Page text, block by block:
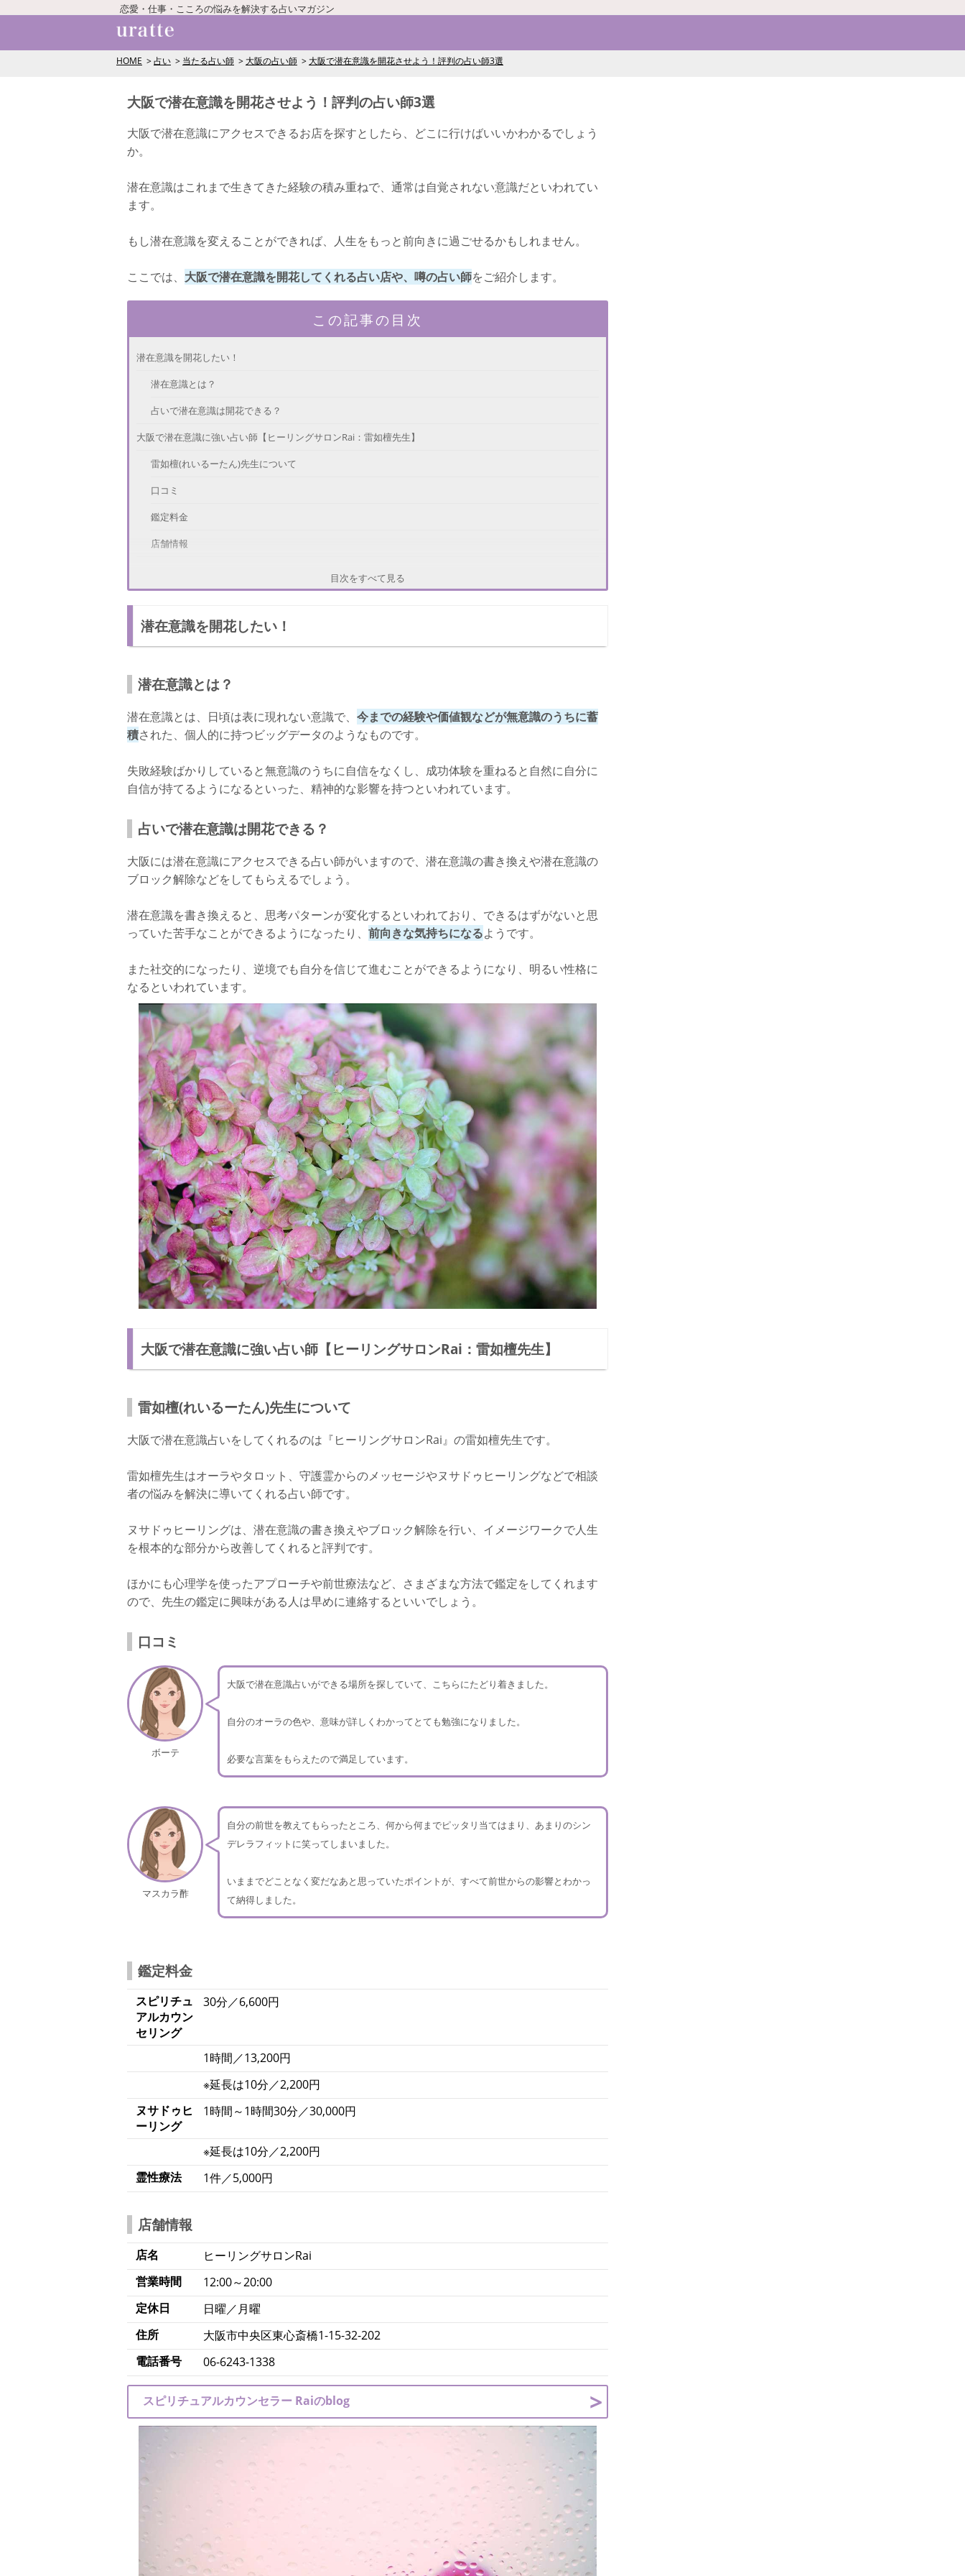
恋愛・仕事・こころの悩みを解決する占いマガジン
HOME 占い 当たる占い師 大阪の占い師 大阪で潜在意識を開花させよう！評判の占い師3選
大阪で潜在意識を開花させよう！評判の占い師3選
大阪で潜在意識にアクセスできるお店を探すとしたら、どこに行けばいいかわかるでしょう
か。
潜在意識はこれまで生きてきた経験の積み重ねで、通常は自覚されない意識だといわれてい
ます。
もし潜在意識を変えることができれば、人生をもっと前向きに過ごせるかもしれません。
ここでは、 大阪で潜在意識を開花してくれる占い店や、噂の占い師をご紹介します。
この記事の目次
潜在意識を開花したい！
潜在意識とは？
占いで潜在意識は開花できる？
大阪で潜在意識に強い占い師【ヒーリングサロンRai：雷如檀先生】
雷如檀(れいるーたん)先生について
口コミ
鑑定料金
店舗情報
口コミ
鑑定料金
店舗情報
来島未侑(みゅー)先生について
鑑定料金
大阪で潜在意識を開花させよう
潜在意識を書き換えるコツ
潜在意識を開花させてよりよい人生を送ろう
目次をすべて見る
潜在意識を開花したい！
潜在意識とは？
潜在意識とは、日頃は表に現れない意識で、 今までの経験や価値観などが無意識のうちに蓄
積された、個人的に持つビッグデータのようなものです。
失敗経験ばかりしていると無意識のうちに自信をなくし、成功体験を重ねると自然に自分に
自信が持てるようになるといった、精神的な影響を持つといわれています。
占いで潜在意識は開花できる？
大阪には潜在意識にアクセスできる占い師がいますので、潜在意識の書き換えや潜在意識の
ブロック解除などをしてもらえるでしょう。
潜在意識を書き換えると、思考パターンが変化するといわれており、できるはずがないと思
っていた苦手なことができるようになったり、 前向きな気持ちになるようです。
また社交的になったり、逆境でも自分を信じて進むことができるようになり、明るい性格に
なるといわれています。
大阪で潜在意識に強い占い師【ヒーリングサロンRai：雷如檀先生】
雷如檀(れいるーたん)先生について
大阪で潜在意識占いをしてくれるのは『ヒーリングサロンRai』の雷如檀先生です。
雷如檀先生はオーラやタロット、守護霊からのメッセージやヌサドゥヒーリングなどで相談
者の悩みを解決に導いてくれる占い師です。
ヌサドゥヒーリングは、潜在意識の書き換えやブロック解除を行い、イメージワークで人生
を根本的な部分から改善してくれると評判です。
ほかにも心理学を使ったアプローチや前世療法など、さまざまな方法で鑑定をしてくれます
ので、先生の鑑定に興味がある人は早めに連絡するといいでしょう。
口コミ
ボーテ
大阪で潜在意識占いができる場所を探していて、こちらにたどり着きました。
自分のオーラの色や、意味が詳しくわかってとても勉強になりました。
必要な言葉をもらえたので満足しています。
マスカラ酢
自分の前世を教えてもらったところ、何から何までピッタリ当てはまり、あまりのシン
デレラフィットに笑ってしまいました。
いままでどことなく変だなあと思っていたポイントが、すべて前世からの影響とわかっ
て納得しました。
鑑定料金
スピリチュ
アルカウン
セリング
30分／6,600円
1時間／13,200円
※延長は10分／2,200円
ヌサドゥヒ
ーリング
1時間～1時間30分／30,000円
※延長は10分／2,200円
霊性療法
1件／5,000円
店舗情報
店名
ヒーリングサロンRai
営業時間
12:00～20:00
定休日
日曜／月曜
住所
大阪市中央区東心斎橋1-15-32-202
電話番号
06-6243-1338
スピリチュアルカウンセラー Raiのblog